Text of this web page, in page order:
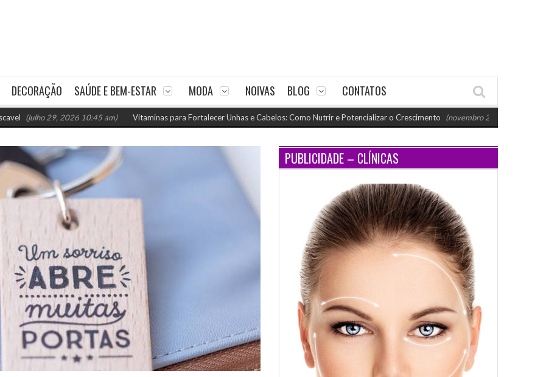
DECORAÇÃO SAÚDE E BEM-ESTAR MODA NOIVAS BLOG CONTATOS
29, 2026 10:45 am) Vitaminas para Fortalecer Unhas e Cabelos: Como Nutrir e Potencializar o Crescimento (novembro 26, 2024 11:18 am)
PUBLICIDADE – CLÍNICAS